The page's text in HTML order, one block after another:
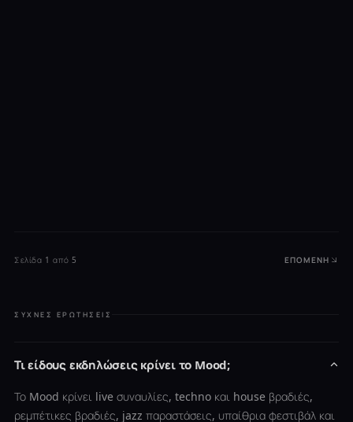
Σελίδα 1 από 5 ΕΠΌΜΕΝΗ
ΣΥΧΝΈΣ ΕΡΩΤΉΣΕΙΣ
Τι είδους εκδηλώσεις κρίνει το Mood;
Το Mood κρίνει live συναυλίες, techno και house βραδιές,
ρεμπέτικες βραδιές, jazz παραστάσεις, υπαίθρια φεστιβάλ και